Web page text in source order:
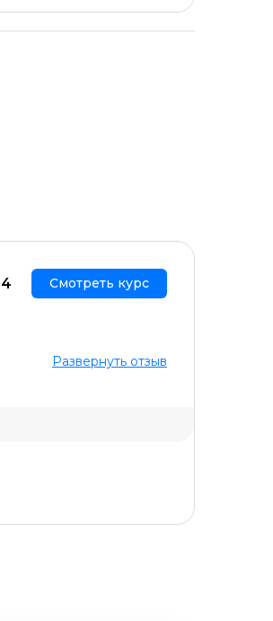
Смотреть курс
Развернуть отзыв